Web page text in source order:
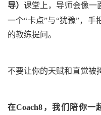
导）课堂上，导师会像一
一个“卡点”与“犹豫”，手
的教练提问。
不要让你的天赋和直觉被
在Coach8 ，我们陪你一